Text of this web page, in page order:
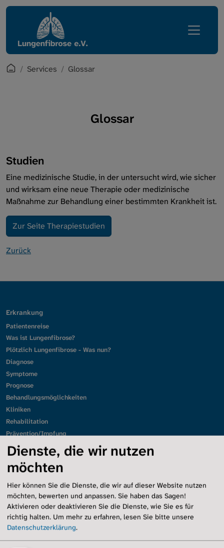
Direkt zur Hauptnavigation springen
Direkt zum Inhalt springen
Startpage
Services Glossar
Glossar
Studien
Eine medizinische Studie, in der untersucht wird, wie sicher
und wirksam eine neue Therapie oder medizinische
Maßnahme zur Behandlung einer bestimmten Krankheit ist.
Zur Seite Therapiestudien
Zurück
Erkrankung
Patientenreise
Was ist Lungenfibrose?
Plötzlich Lungenfibrose - Was nun?
Diagnose
Symptome
Prognose
Behandlungsmöglichkeiten
Kliniken
Rehabilitation
Prävention/Impfung
Leben mit Lungenfibrose
Übersicht
Selbstfürsorge
Sauerstoff und Technik
Inhalationen und Hilfsmittel
Arzt-Patienten-Beziehung
Angehörige
Schlafapnoen
Ernährung
Dienste, die wir nutzen
möchten
Hier können Sie die Dienste, die wir auf dieser Website nutzen
möchten, bewerten und anpassen. Sie haben das Sagen!
Aktivieren oder deaktivieren Sie die Dienste, wie Sie es für
richtig halten. Um mehr zu erfahren, lesen Sie bitte unsere
Datenschutzerklärung.
Lungenfibrose
Erkrankung
Leben mit Lungenfibrose
Intern
Mediathek